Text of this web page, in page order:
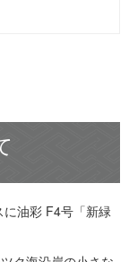
油彩 F4号「新緑